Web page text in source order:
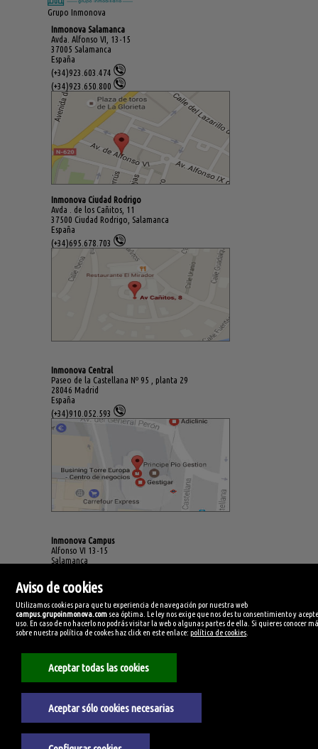
Grupo Inmonova
Inmonova Salamanca
Avda. Alfonso VI, 13-15
37005 Salamanca
España
(+34)923.603.474
(+34)923.650.800
Inmonova Ciudad Rodrigo
Avda . de los Cañitos, 11
37500 Ciudad Rodrigo, Salamanca
España
(+34)695.678.703
Inmonova Central
Paseo de la Castellana Nº 95 , planta 29
28046 Madrid
España
(+34)910.052.593
Inmonova Campus
Alfonso VI 13-15
Salamanca
(+34)923.994.678
Aviso Legal
Aviso de cookies
Utilizamos cookies para que tu experiencia de navegación por nuestra web
campus.grupoinmonova.com sea óptima. Le ley nos exige que nos des tu consentimiento y
uso. En caso de no hacerlo no podrás visitar la web o algunas partes de ella. Si quieres conocer
sobre nuestra política de cookes haz click en este enlace:política de cookies
Aceptar todas las cookies
Aceptar sólo cookies necesarias